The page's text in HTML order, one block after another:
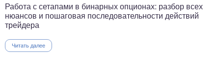
Работа с сетапами в бинарных опционах: разбор всех
нюансов и пошаговая последовательности действий
трейдера
Читать далее